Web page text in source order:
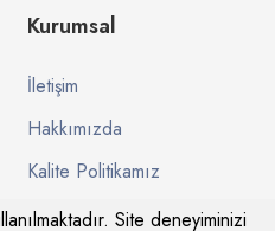
Kurumsal
İletişim
Hakkımızda
Kalite Politikamız
Site deneyiminizi